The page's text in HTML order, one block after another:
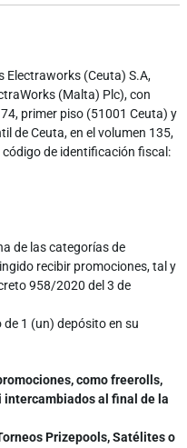
Electraworks (Ceuta) S.A,
(Malta) Plc), con
primer piso (51001 Ceuta) y
de Ceuta, en el volumen 135,
de identificación fiscal:
de las categorías de
recibir promociones, tal y
958/2020 del 3 de
1 (un) depósito en su
como freerolls,
intercambiados al final de la
Prizepools, Satélites o